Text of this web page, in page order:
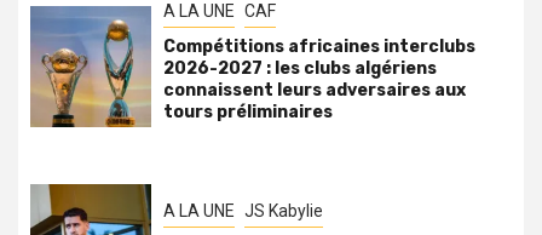
A LA UNE CAF
Compétitions africaines interclubs
2026-2027 : les clubs algériens
connaissent leurs adversaires aux
tours préliminaires
A LA UNE JS Kabylie